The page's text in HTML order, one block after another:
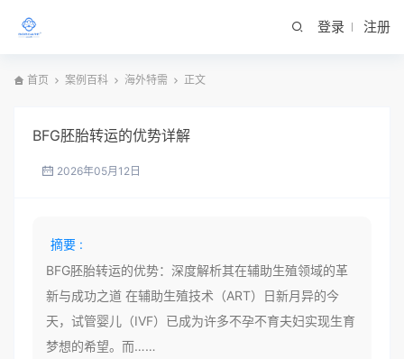
登录 注册
首页 案例百科 海外特需 正文
BFG胚胎转运的优势详解
2026年05月12日
摘要 :
BFG胚胎转运的优势：深度解析其在辅助生殖领域的革
新与成功之道 在辅助生殖技术（ART）日新月异的今
天，试管婴儿（IVF）已成为许多不孕不育夫妇实现生育
梦想的希望。而……